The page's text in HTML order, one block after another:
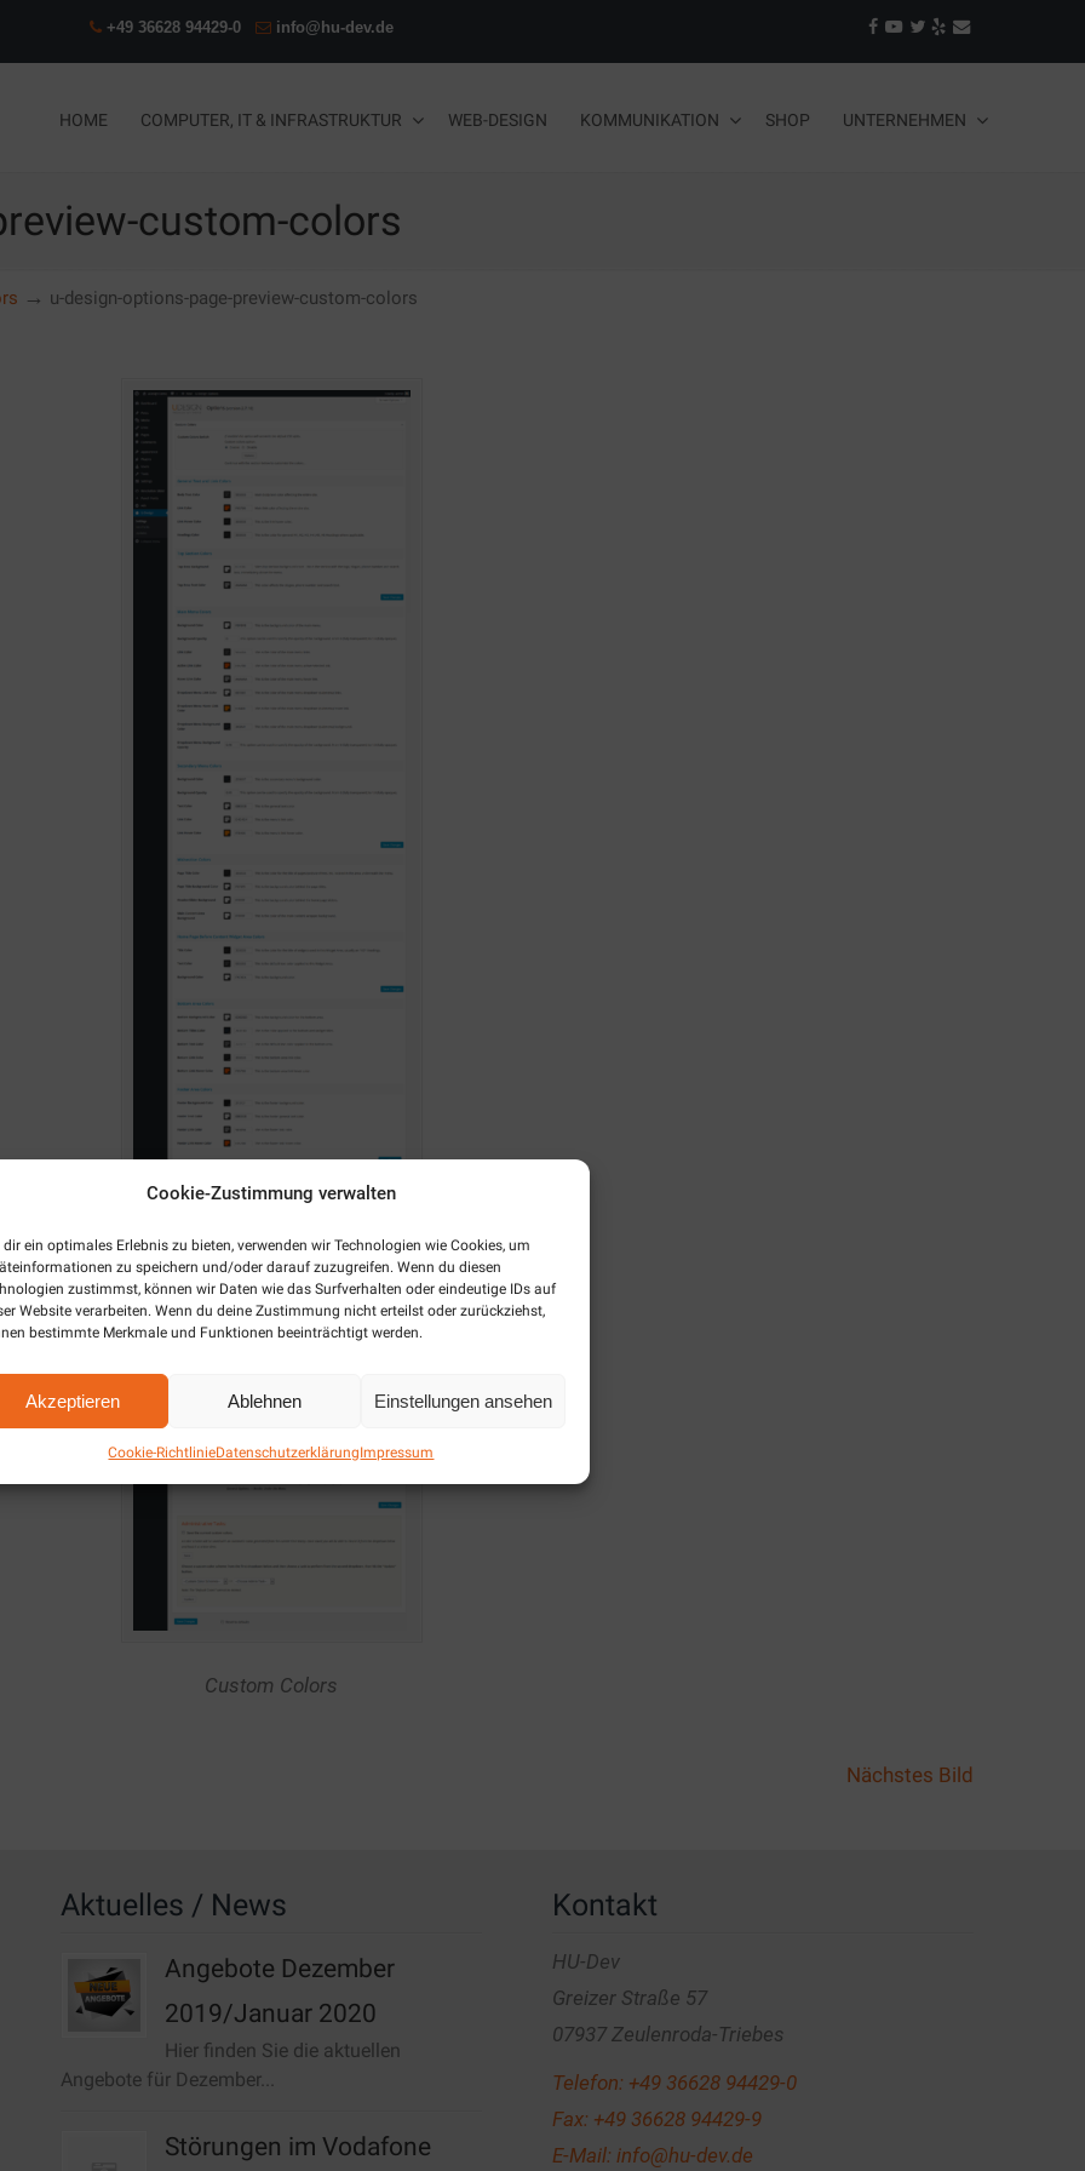
Cookie-Zustimmung verwalten
dir ein optimales Erlebnis zu bieten, verwenden wir Technologien wie Cookies, um
zu speichern und/oder darauf zuzugreifen. Wenn du diesen
zustimmst, können wir Daten wie das Surfverhalten oder eindeutige IDs auf
Website verarbeiten. Wenn du deine Zustimmung nicht erteilst oder zurückziehst,
bestimmte Merkmale und Funktionen beeinträchtigt werden.
Akzeptieren Ablehnen Einstellungen ansehen
Cookie-RichtlinieDatenschutzerklärungImpressum
+49 36628 94429-0 info@hu-dev.de
HOME COMPUTER, IT & INFRASTRUKTUR WEB-DESIGN KOMMUNIKATION SHOP UNTERNEHMEN
custom-colors
→ u-design-options-page-preview-custom-colors
Custom Colors
Nächstes Bild
Aktuelles / News
Angebote Dezember
2019/Januar 2020
Hier finden Sie die aktuellen
Angebote für Dezember...
Störungen im Vodafone
Kontakt
HU-Dev
Greizer Straße 57
07937 Zeulenroda-Triebes
Telefon: +49 36628 94429-0
Fax: +49 36628 94429-9
E-Mail: info@hu-dev.de